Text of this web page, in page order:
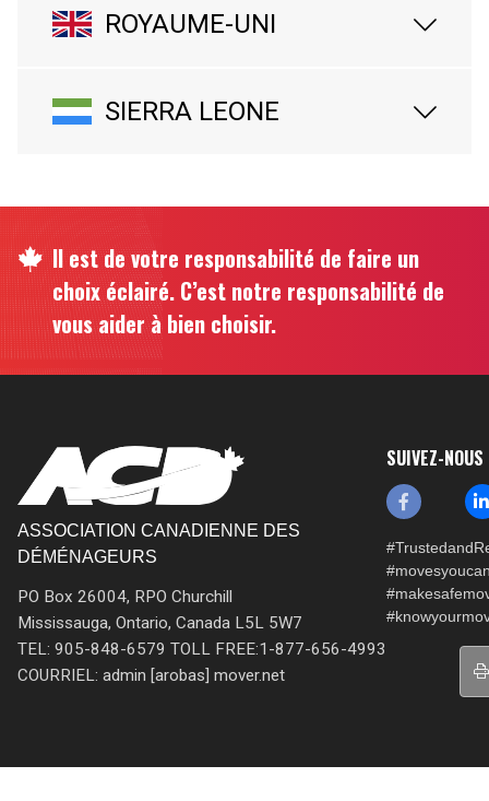
ROYAUME-UNI
SIERRA LEONE
Il est de votre responsabilité de faire un
choix éclairé. C’est notre responsabilité de
vous aider à bien choisir.
ASSOCIATION CANADIENNE DES
DÉMÉNAGEURS
PO Box 26004, RPO Churchill
Mississauga, Ontario, Canada L5L 5W7
TEL: 905-848-6579 TOLL FREE:1-877-656-4993
COURRIEL: admin [arobas] mover.net
SUIVEZ-